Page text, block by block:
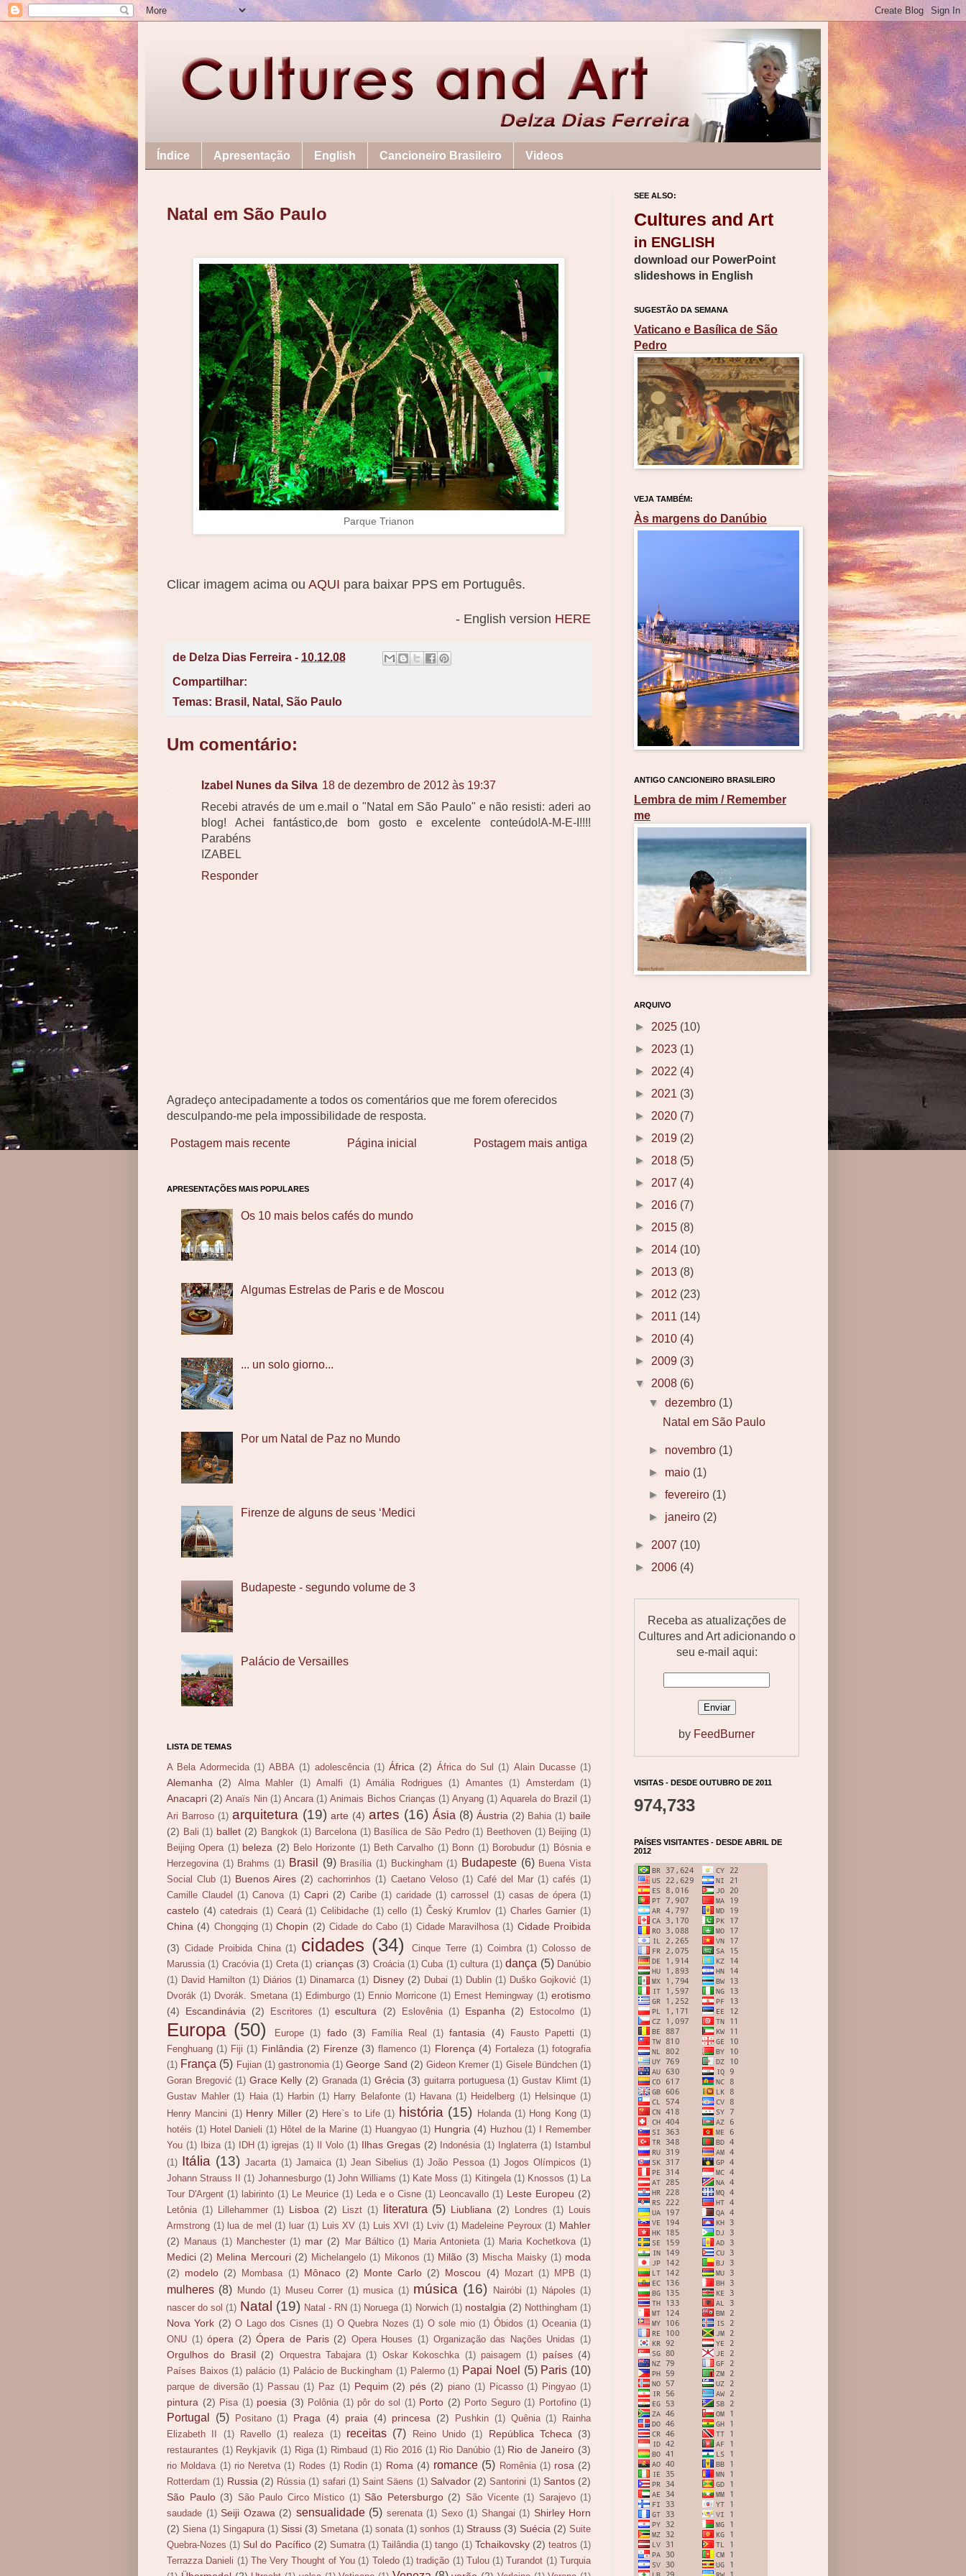
Índice Apresentação English Cancioneiro Brasileiro Videos
Natal em São Paulo
Parque Trianon
Clicar imagem acima ou AQUI para baixar PPS em Português.
- English version HERE
de Delza Dias Ferreira - 10.12.08
Compartilhar:
Temas: Brasil , Natal , São Paulo
Um comentário:
Izabel Nunes da Silva 18 de dezembro de 2012 às 19:37
Recebi através de um e.mail o "Natal em São Paulo" e não resisti: aderi ao
blog! Achei fantástico,de bom gosto e excelente conteúdo!A-M-E-I!!!!
Parabéns
IZABEL
Responder
Agradeço antecipadamente a todos os comentários que me forem oferecidos
desculpando-me pela impossibilidade de resposta.
Postagem mais recente Postagem mais antiga
Página inicial
APRESENTAÇÕES MAIS POPULARES
Os 10 mais belos cafés do mundo
Algumas Estrelas de Paris e de Moscou
... un solo giorno...
Por um Natal de Paz no Mundo
Firenze de alguns de seus ‘Medici
Budapeste - segundo volume de 3
Palácio de Versailles
LISTA DE TEMAS
A Bela Adormecida (1) ABBA (1) adolescência (1) África (2) África do Sul (1) Alain Ducasse (1)
Alemanha (2) Alma Mahler (1) Amalfi (1) Amália Rodrigues (1) Amantes (1) Amsterdam (1)
Anacapri (2) Anaïs Nin (1) Ancara (1) Animais Bichos Crianças (1) Anyang (1) Aquarela do Brazil (1)
Ari Barroso (1) arquitetura (19) arte (4) artes (16) Ásia (8) Áustria (2) Bahia (1) baile
(2) Bali (1) ballet (2) Bangkok (1) Barcelona (1) Basílica de São Pedro (1) Beethoven (1) Beijing (1)
Beijing Opera (1) beleza (2) Belo Horizonte (1) Beth Carvalho (1) Bonn (1) Borobudur (1) Bósnia e
Herzegovina (1) Brahms (1) Brasil (9) Brasília (1) Buckingham (1) Budapeste (6) Buena Vista
Social Club (1) Buenos Aires (2) cachorrinhos (1) Caetano Veloso (1) Café del Mar (1) cafés (1)
Camille Claudel
(1) Canova (1) Capri (2) Caribe (1) caridade (1) carrossel (1) casas de ópera (1)
castelo (4) catedrais (1) Ceará (1) Celibidache (1) cello (1) Český Krumlov (1) Charles Garnier (1)
China (4) Chongqing (1) Chopin (2) Cidade do Cabo (1) Cidade Maravilhosa (1) Cidade Proibida
(3) Cidade Proibida China (1) cidades (34) Cinque Terre (1) Coimbra (1) Colosso de
Marussia (1) Cracóvia (1) Creta (1) crianças (3) Croácia (1) Cuba (1) cultura (1) dança (5) Danúbio
(1) David Hamilton (1) Diários (1) Dinamarca (1) Disney (2) Dubai (1) Dublin (1) Duško Gojković (1)
Dvorák (1) Dvorák. Smetana (1) Edimburgo (1) Ennio Morricone (1) Ernest Hemingway (1) erotismo
(4)
Escandinávia (2) Escritores (1) escultura (2) Eslovênia (1) Espanha (2) Estocolmo (1)
Europa (50) Europe (1) fado (3) Família Real (1) fantasia (4) Fausto Papetti
(1)
Fenghuang (1) Fiji (1) Finlândia (2) Firenze (3) flamenco (1) Florença (4) Fortaleza (1) fotografia
(1) França (5) Fujian (1) gastronomia (1) George Sand (2) Gideon Kremer (1) Gisele Bündchen (1)
Goran Bregović (1) Grace Kelly (2) Granada (1) Grécia (3) guitarra portuguesa (1) Gustav Klimt (1)
Gustav Mahler (1) Haia (1) Harbin (1) Harry Belafonte (1) Havana (1) Heidelberg (1) Helsinque (1)
Henry Mancini (1) Henry Miller (2) Here`s to Life (1) história (15) Holanda (1) Hong Kong (1)
hotéis (1) Hotel Danieli (1) Hôtel de la Marine (1) Huangyao (1) Hungria (4) Huzhou (1)
I Remember
You (1) Ibiza (1) IDH (1) igrejas (1) Il Volo (1) Ilhas Gregas (2) Indonésia (1) Inglaterra (1) Istambul
(1) Itália (13) Jacarta (1) Jamaica (1) Jean Sibelius (1) João Pessoa (1) Jogos Olímpicos (1)
Johann Strauss II
(1) Johannesburgo (1) John Williams (1) Kate Moss (1) Kitingela (1) Knossos (1) La
Tour D'Argent (1) labirinto (1) Le Meurice (1) Leda e o Cisne (1) Leoncavallo (1) Leste Europeu (2)
Letônia (1) Lillehammer (1) Lisboa (2) Liszt (1) literatura (5) Liubliana (2) Londres (1) Louis
Armstrong (1) lua de mel (1) luar (1) Luis XV (1) Luis XVI (1) Lviv (1) Madeleine Peyroux (1) Mahler
(2) Manaus (1) Manchester (1) mar (2) Mar Báltico (1) Maria Antonieta (1) Maria Kochetkova (1)
Medici (2) Melina Mercouri (2) Michelangelo (1) Mikonos (1) Milão (3) Mischa Maisky (1) moda
(2) modelo (2) Mombasa (1) Mônaco (2) Monte Carlo (2) Moscou (4) Mozart (1) MPB (1)
mulheres (8) Mundo (1) Museu Correr (1) musica (1) música (16) Nairóbi (1) Nápoles (1)
nascer do sol (1) Natal (19) Natal - RN (1) Noruega (1) Norwich (1) nostalgia (2) Notthingham (1)
Nova York (2) O Lago dos Cisnes (1) O Quebra Nozes (1) O sole mio (1) Óbidos (1) Oceania (1)
ONU (1) ópera (2) Ópera de Paris (2) Opera Houses (1) Organização das Nações Unidas (1)
Orgulhos do Brasil (2) Orquestra Tabajara (1) Oskar Kokoschka (1) paisagem (1) países (4)
Países Baixos (1) palácio (1) Palácio de Buckingham (1) Palermo (1) Papai Noel (5) Paris (10)
parque de diversão (1) Passau (1) Paz (1) Pequim (2) pés (2) piano (1) Picasso (1) Pingyao (1)
pintura (2) Pisa (1) poesia (3) Polônia (1) pôr do sol (1) Porto (2) Porto Seguro (1) Portofino (1)
Portugal (5) Positano (1) Praga (4) praia (4) princesa (2) Pushkin (1) Quênia (1)
Rainha
Elizabeth II
(1) Ravello (1) realeza (1) receitas (7) Reino Unido (1) República Tcheca (3)
restaurantes (1) Reykjavik (1) Riga (1) Rimbaud (1) Rio 2016 (1) Rio Danúbio (1) Rio de Janeiro (3)
rio Moldava (1) rio Neretva (1) Rodes (1) Rodin (1) Roma (4) romance (5) Romênia (1) rosa (2)
Rotterdam (1) Russia (2) Rússia (1) safari (1) Saint Säens (1) Salvador (2) Santorini (1) Santos (2)
São Paulo (3) São Paulo Circo Místico (1) São Petersburgo (2) São Vicente (1) Sarajevo (1)
saudade (1) Seiji Ozawa (2) sensualidade (5) serenata (1) Sexo (1) Shangai (1) Shirley Horn
(2) Siena (1) Singapura (1) Sissi (3) Smetana (1) sonata (1) sonhos (1) Strauss (3) Suécia (2) Suite
Quebra-Nozes (1) Sul do Pacífico (2) Sumatra (1) Tailândia (1) tango (1) Tchaikovsky (2) teatros (1)
Terrazza Danieli (1) The Very Thought of You (1) Toledo (1) tradição (1) Tulou (1) Turandot (1) Turquia
SEE ALSO:
Cultures and Art
in ENGLISH
download our PowerPoint
slideshows in English
SUGESTÃO DA SEMANA
Vaticano e Basílica de São
Pedro
VEJA TAMBÉM:
Às margens do Danúbio
ANTIGO CANCIONEIRO BRASILEIRO
Lembra de mim / Remember
me
ARQUIVO
► 2025 (10)
► 2023 (1)
► 2022 (4)
► 2021 (3)
► 2020 (7)
► 2019 (2)
► 2018 (5)
► 2017 (4)
► 2016 (7)
► 2015 (8)
► 2014 (10)
► 2013 (8)
► 2012 (23)
► 2011 (14)
► 2010 (4)
► 2009 (3)
▼ 2008 (6)
▼dezembro (1)
Natal em São Paulo
► novembro (1)
► maio (1)
►fevereiro (1)
► janeiro (2)
► 2007 (10)
► 2006 (4)
Receba as atualizações de
Cultures and Art adicionando o
seu e-mail aqui:
by FeedBurner
VISITAS - DESDE OUTUBRO DE 2011
974,733
PAÍSES VISITANTES - DESDE ABRIL DE
2012